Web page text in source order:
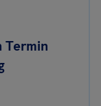
Termin